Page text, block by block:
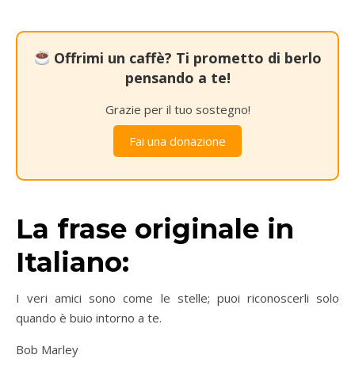
Offrimi un caffè? Ti prometto di berlo
pensando a te!
Grazie per il tuo sostegno!
Fai una donazione
La frase originale in
Italiano:
I veri amici sono come le stelle; puoi riconoscerli solo
quando è buio intorno a te.
Bob Marley